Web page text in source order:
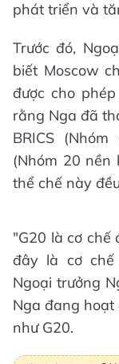
phát triển và
Trước đó,
biết Moscow
được cho
rằng Nga đã
BRICS
(Nhóm 20
thể chế này
"G20 là cơ chế
đây là cơ
Ngoại trưởng
Nga đang hoạt
như G20.